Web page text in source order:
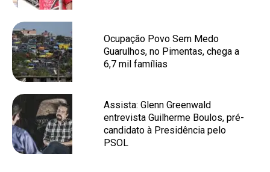
Ocupação Povo Sem Medo
Guarulhos, no Pimentas, chega a
6,7 mil famílias
Assista: Glenn Greenwald
entrevista Guilherme Boulos, pré-
candidato à Presidência pelo
PSOL